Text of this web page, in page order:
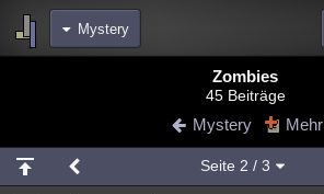
Mystery
Blogs
Chat Wiki Neuigkeiten
meine Rubriken
Zombies
45 Beiträge
Mystery Mehr
Seite 2 / 3